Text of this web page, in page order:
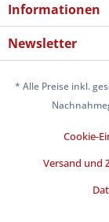
Informationen
Newsletter
* Alle Preise inkl.
Cookie-
Versand und